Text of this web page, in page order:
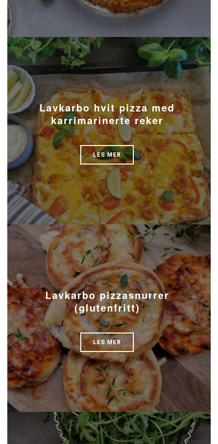
Lavkarbo hvit pizza med
karrimarinerte reker
LES MER
Lavkarbo pizzasnurrer
(glutenfritt)
LES MER